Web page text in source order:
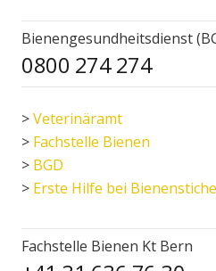
Bienengesundheitsdienst
0800 274 274
>Veterinäramt
> Fachstelle Bienen
> BGD
> Erste Hilfe bei
Fachstelle Bienen Kt Bern